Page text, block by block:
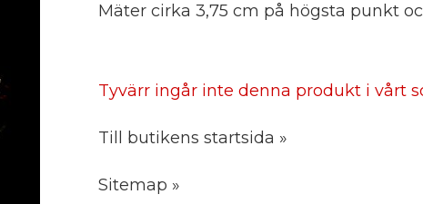
Mäter cirka 3,75 cm på högsta punkt
Tyvärr ingår inte denna produkt i vårt
Till butikens startsida »
Sitemap »